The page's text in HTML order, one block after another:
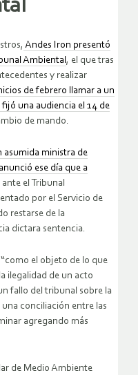
Andes Iron presentó
Ambiental, el que tras
y realizar
de febrero llamar a un
una audiencia el 14 de
de mando.
asumida ministra de
ese día que a
el Tribunal
por el Servicio de
restarse de la
dictara sentencia.
el objeto de lo que
ilegalidad de un acto
fallo del tribunal sobre la
conciliación entre las
agregando más
de Medio Ambiente